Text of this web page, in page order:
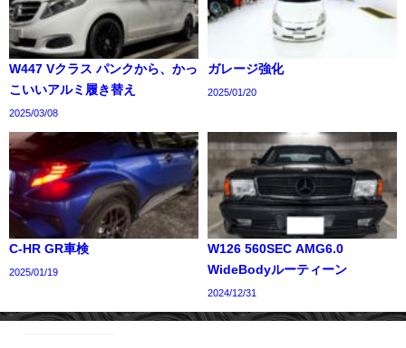
W447 Vクラス パンクから、かっ
こいいアルミ履き替え
2025/03/08
ガレージ強化
2025/01/20
C-HR GR車検
2025/01/19
W126 560SEC AMG6.0
WideBodyルーティーン
2024/12/31